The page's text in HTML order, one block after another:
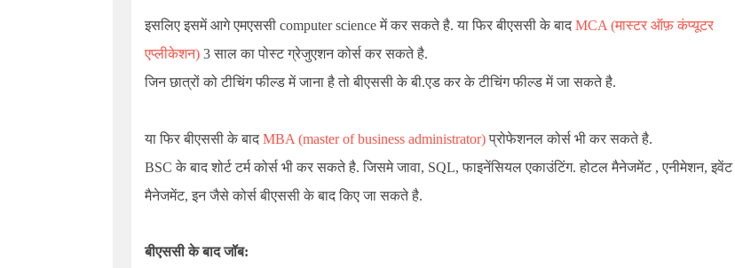
इसलिए इसमें आगे एमएससी computer science में कर सकते है. या फिर बीएससी के बादMCA (मास्टर ऑफ़ कंप्यूटर
एप्लीकेशन) 3 साल का पोस्ट ग्रेजुएशन कोर्स कर सकते है.
जिन छात्रों को टीचिंग फील्ड में जाना है तो बीएससी के बी.एड कर के टीचिंग फील्ड में जा सकते है.
या फिर बीएससी के बादMBA (master of business administrator) प्रोफेशनल कोर्स भी कर सकते है.
BSCके बाद शोर्ट टर्म कोर्स भी कर सकते है. जिसमे जावा, SQL, फाइनेंसियल एकाउंटिंग. होटल मैनेजमेंट , एनीमेशन, इवेंट
मैनेजमेंट, इन जैसे कोर्स बीएससी के बाद किए जा सकते है.
बीएससी के बाद जॉब: